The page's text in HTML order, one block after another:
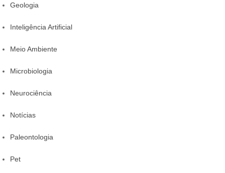
Geologia
Inteligência Artificial
Meio Ambiente
Microbiologia
Neurociência
Notícias
Paleontologia
Pet